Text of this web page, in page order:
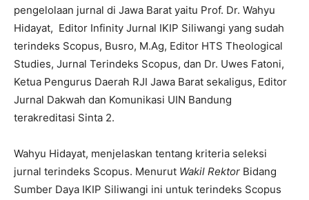
pengelolaan jurnal di Jawa Barat yaitu Prof. Dr. Wahyu
Hidayat, Editor Infinity Jurnal IKIP Siliwangi yang sudah
terindeks Scopus, Busro, M.Ag, Editor HTS Theological
Studies, Jurnal Terindeks Scopus, dan Dr. Uwes Fatoni,
Ketua Pengurus Daerah RJI Jawa Barat sekaligus, Editor
Jurnal Dakwah dan Komunikasi UIN Bandung
terakreditasi Sinta 2.
Wahyu Hidayat, menjelaskan tentang kriteria seleksi
jurnal terindeks Scopus. Menurut Wakil Rektor Bidang
Sumber Daya IKIP Siliwangi ini untuk terindeks Scopus